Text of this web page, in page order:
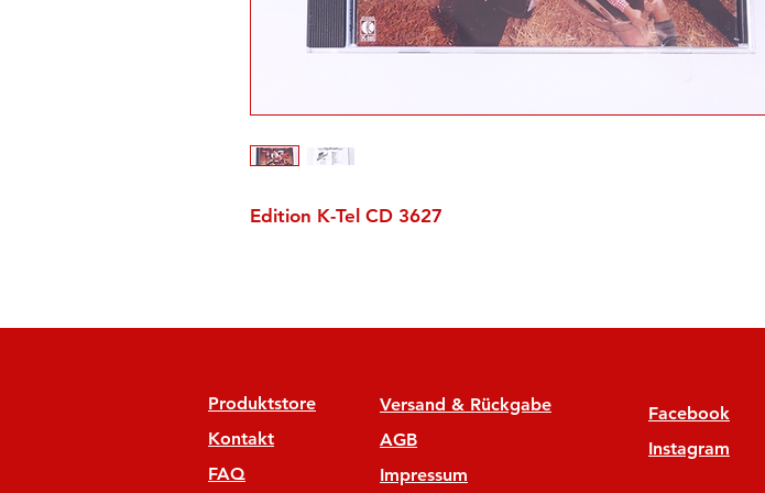
Edition K-Tel CD 3627
Produktstore
Kontakt
FAQ
Versand & Rückgabe
AGB
Impressum
Facebook
Instagram